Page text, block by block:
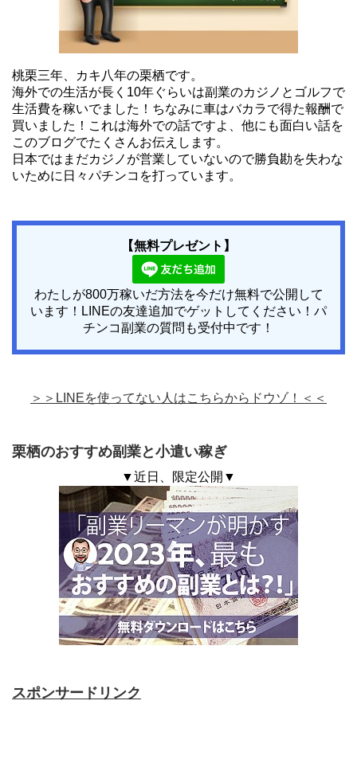
桃栗三年、カキ八年の栗栖です。
海外での生活が長く10年ぐらいは副業のカジノとゴルフで
生活費を稼いでました！ちなみに車はバカラで得た報酬で
買いました！これは海外での話ですよ、他にも面白い話を
このブログでたくさんお伝えします。
日本ではまだカジノが営業していないので勝負勘を失わな
いために日々パチンコを打っています。
【無料プレゼント】
わたしが800万稼いだ方法を今だけ無料で公開して
います！LINEの友達追加でゲットしてください！パ
チンコ副業の質問も受付中です！
＞＞LINEを使ってない人はこちらからドウゾ！＜＜
栗栖のおすすめ副業と小遣い稼ぎ
▼近日、限定公開▼
スポンサードリンク